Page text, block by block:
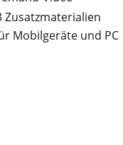
Zusatzmaterialien
Mobilgeräte und